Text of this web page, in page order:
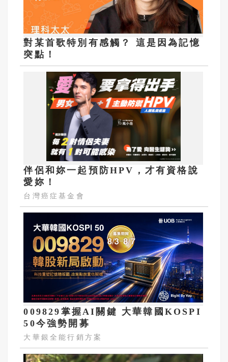
對某首歌特別有感觸？ 這是因為記憶
突點！
伴侶和妳一起預防HPV，才有資格說
愛妳！
台灣癌症基金會
009829掌握AI關鍵 大華韓國KOSPI
50今強勢開募
大華銀全能行銷方案